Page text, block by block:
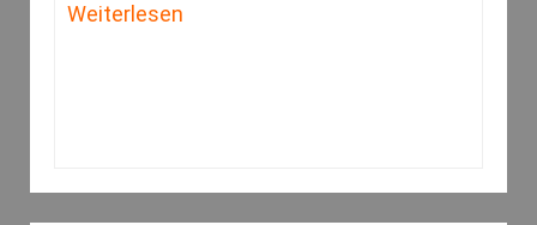
Weiterlesen